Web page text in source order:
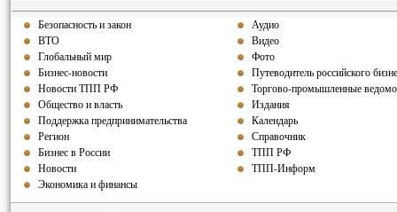
Безопасность и закон
ВТО
Глобальный мир
Бизнес-новости
Новости ТПП РФ
Общество и власть
Поддержка предпринимательства
Регион
Бизнес в России
Новости
Экономика и финансы
Аудио
Видео
Фото
Путеводитель российского
Торгово-промышленные
Издания
Календарь
Справочник
ТПП РФ
ТПП-Информ